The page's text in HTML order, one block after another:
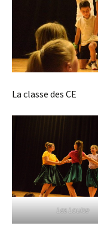
La classe des CE
Les Louise